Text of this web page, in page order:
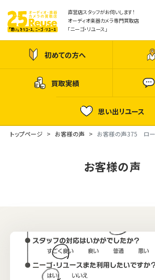
直営店スタッフがお伺いします！
オーディオ楽器カメラ専門買取店
「ニーゴ・リユース」
初めての方へ
買取実績
思い出リユース
トップページ お客様の声 お客様の声375 ロ
お客様の声